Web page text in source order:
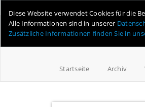
Diese Website verwendet Cookies für die
Alle Informationen sind in unserer
Zusätzliche Informationen finden Sie in
Startseite Archiv